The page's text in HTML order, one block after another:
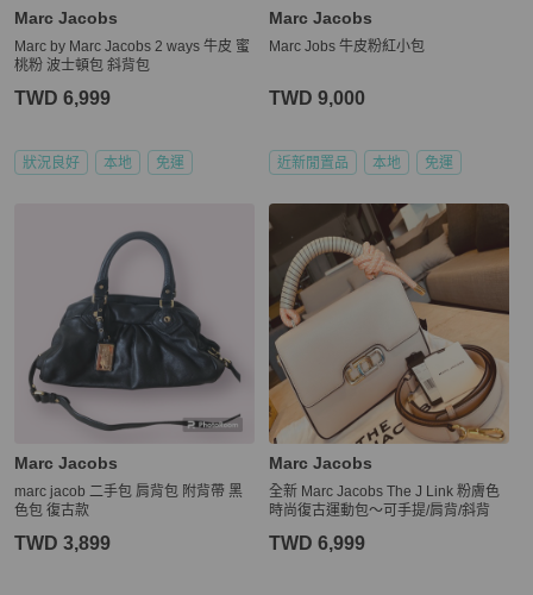
Marc Jacobs
Marc by Marc Jacobs 2 ways 牛皮 蜜
桃粉 波士頓包 斜背包
TWD 6,999
狀況良好 本地 免運
Marc Jacobs
Marc Jobs 牛皮粉紅小包
TWD 9,000
近新閒置品 本地 免運
Marc Jacobs
marc jacob 二手包 肩背包 附背帶 黑
色包 復古款
TWD 3,899
Marc Jacobs
全新 Marc Jacobs The J Link 粉膚色
時尚復古運動包～可手提/肩背/斜背
TWD 6,999